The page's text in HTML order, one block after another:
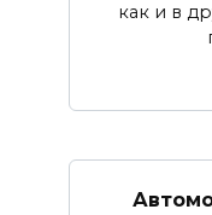
как и в